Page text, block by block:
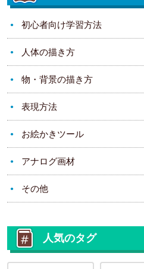
初心者向け学習方法
人体の描き方
物・背景の描き方
表現方法
お絵かきツール
アナログ画材
その他
人気のタグ